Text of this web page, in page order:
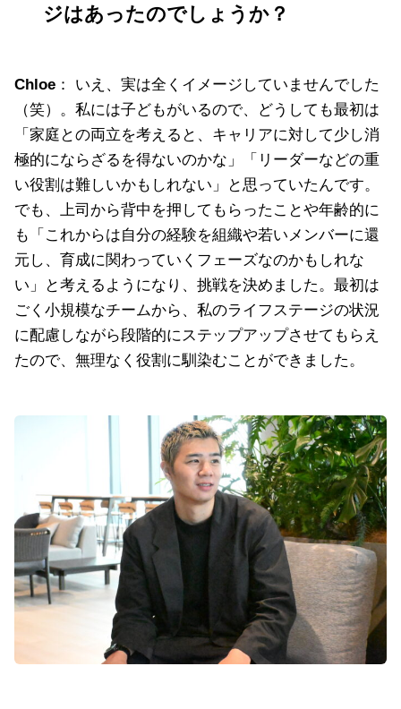
ジはあったのでしょうか？
Chloe ： いえ、実は全くイメージしていませんでした
（笑）。私には子どもがいるので、どうしても最初は
「家庭との両立を考えると、キャリアに対して少し消
極的にならざるを得ないのかな」「リーダーなどの重
い役割は難しいかもしれない」と思っていたんです。
でも、上司から背中を押してもらったことや年齢的に
も「これからは自分の経験を組織や若いメンバーに還
元し、育成に関わっていくフェーズなのかもしれな
い」と考えるようになり、挑戦を決めました。最初は
ごく小規模なチームから、私のライフステージの状況
に配慮しながら段階的にステップアップさせてもらえ
たので、無理なく役割に馴染むことができました。